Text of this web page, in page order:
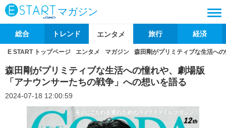
マガジン
総合 トレンド エンタメ 旅行 経済
E START トップページ エンタメ マガジン 森田剛がプリミティブな生活へ
森田剛がプリミティブな生活への憧れや、劇場版
「アナウンサーたちの戦争」への想いを語る
2024-07-18 12:00:59